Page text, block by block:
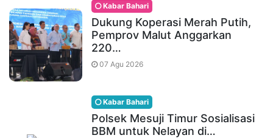
Kabar Bahari
Dukung Koperasi Merah Putih,
Pemprov Malut Anggarkan
220…
07 Agu 2026
Kabar Bahari
Polsek Mesuji Timur Sosialisasi
BBM untuk Nelayan di…